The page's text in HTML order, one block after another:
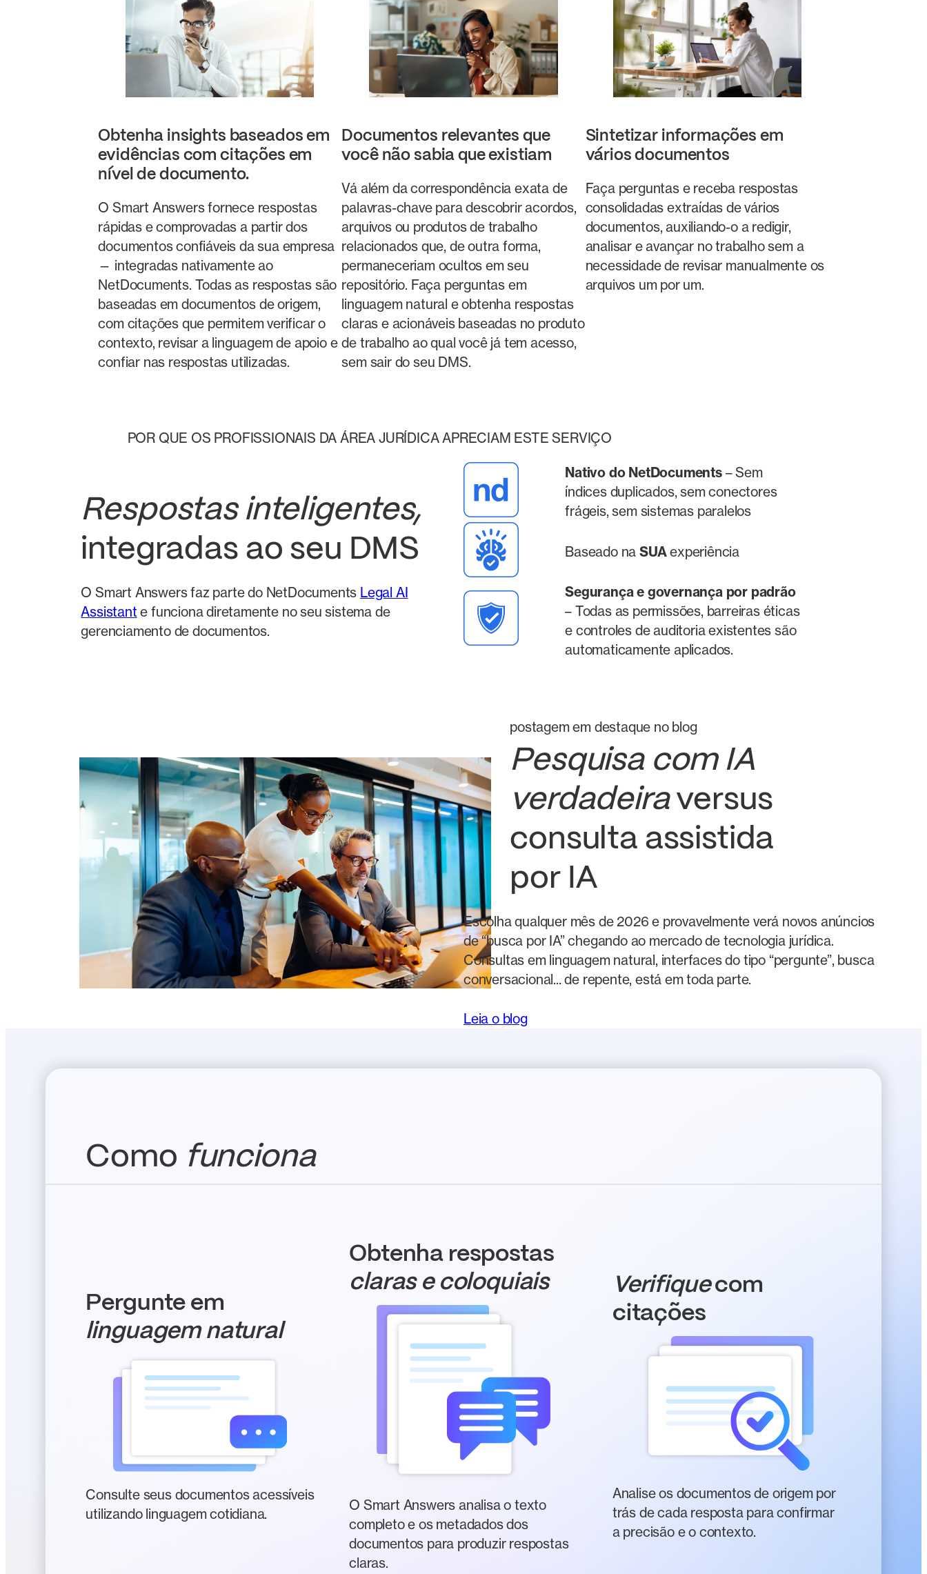
Obtenha insights baseados em
evidências com citações em
nível de documento.
O Smart Answers fornece respostas
rápidas e comprovadas a partir dos
documentos confiáveis da sua empresa
— integradas nativamente ao
NetDocuments. Todas as respostas são
baseadas em documentos de origem,
com citações que permitem verificar o
contexto, revisar a linguagem de apoio e
confiar nas respostas utilizadas.
Documentos relevantes que
você não sabia que existiam
Vá além da correspondência exata de
palavras-chave para descobrir acordos,
arquivos ou produtos de trabalho
relacionados que, de outra forma,
permaneceriam ocultos em seu
repositório. Faça perguntas em
linguagem natural e obtenha respostas
claras e acionáveis baseadas no produto
de trabalho ao qual você já tem acesso,
sem sair do seu DMS.
Sintetizar informações em
vários documentos
Faça perguntas e receba respostas
consolidadas extraídas de vários
documentos, auxiliando-o a redigir,
analisar e avançar no trabalho sem a
necessidade de revisar manualmente os
arquivos um por um.
POR QUE OS PROFISSIONAIS DA ÁREA JURÍDICA APRECIAM ESTE SERVIÇO
Respostas inteligentes,
integradas ao seu DMS
O Smart Answers faz parte do NetDocuments Legal AI
Assistant e funciona diretamente no seu sistema de
gerenciamento de documentos.
Nativo do NetDocuments– Sem
índices duplicados, sem conectores
frágeis, sem sistemas paralelos
Baseado na SUAexperiência
Segurança e governança por padrão
– Todas as permissões, barreiras éticas
e controles de auditoria existentes são
automaticamente aplicados.
postagem em destaque no blog
Pesquisa com IA
verdadeiraversus
consulta assistida
por IA
Escolha qualquer mês de 2026 e provavelmente verá novos anúncios
de “busca por IA” chegando ao mercado de tecnologia jurídica.
Consultas em linguagem natural, interfaces do tipo “pergunte”, busca
conversacional... de repente, está em toda parte.
Leia o blog
Como funciona
Pergunte em
linguagem natural
Consulte seus documentos acessíveis
utilizando linguagem cotidiana.
Obtenha respostas
claras e coloquiais
O Smart Answers analisa o texto
completo e os metadados dos
documentos para produzir respostas
claras.
Verifiquecom
citações
Analise os documentos de origem por
trás de cada resposta para confirmar
a precisão e o contexto.